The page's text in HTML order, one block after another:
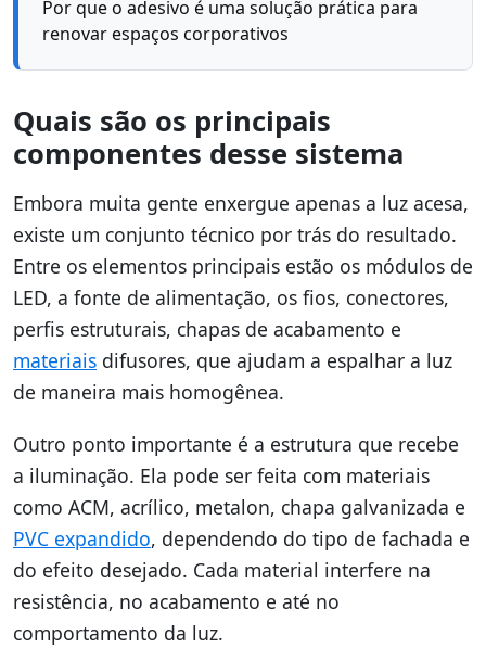
Por que o adesivo é uma solução prática para
renovar espaços corporativos
Quais são os principais
componentes desse sistema
Embora muita gente enxergue apenas a luz acesa,
existe um conjunto técnico por trás do resultado.
Entre os elementos principais estão os módulos de
LED, a fonte de alimentação, os fios, conectores,
perfis estruturais, chapas de acabamento e
materiais difusores, que ajudam a espalhar a luz
de maneira mais homogênea.
Outro ponto importante é a estrutura que recebe
a iluminação. Ela pode ser feita com materiais
como ACM, acrílico, metalon, chapa galvanizada e
PVC expandido, dependendo do tipo de fachada e
do efeito desejado. Cada material interfere na
resistência, no acabamento e até no
comportamento da luz.